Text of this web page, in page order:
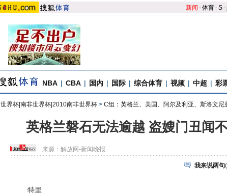
新闻 -体育-S-
NBA | CBA | 国内 | 国际 | 综合体育 | 视频 | 中超 | 彩
世界杯|南非世界杯|2010南非世界杯 > C组：英格兰、美国、阿尔及利亚、斯洛文尼
英格兰磐石无法逾越 盗嫂门丑闻
来源：解放网-新闻晚报
我来说两句(
特里